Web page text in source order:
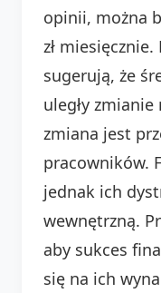
opinii, można
zł
sugerują, że
uległy
zmiana jest
pracowników.
jednak ich
wewnętrzną.
aby sukces
się na ich